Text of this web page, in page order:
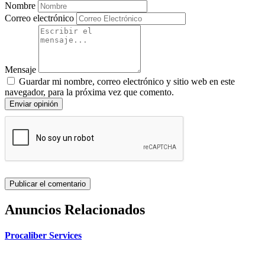
Nombre
Correo electrónico
Mensaje
Guardar mi nombre, correo electrónico y sitio web en este
navegador, para la próxima vez que comento.
Enviar opinión
Anuncios Relacionados
Procaliber Services